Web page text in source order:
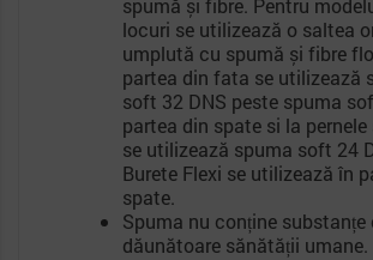
spumă și fibre. Pentru
locuri se utilizează o saltea
umplută cu spumă și fibre
partea din fata se utilizează
soft 32 DNS peste spuma
partea din spate si la
se utilizează spuma soft 24
Burete Flexi se utilizează în
spate.
Spuma nu conține
dăunătoare sănătății umane.